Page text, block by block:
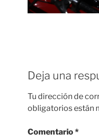
Deja una
Tu dirección de
obligatorios están
Comentario*